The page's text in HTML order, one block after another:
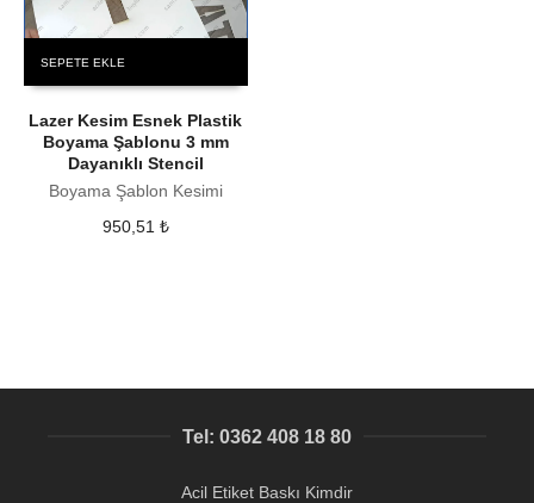
SEPETE EKLE
Lazer Kesim Esnek Plastik
Boyama Şablonu 3 mm
Dayanıklı Stencil
Boyama Şablon Kesimi
950,51 ₺
Tel: 0362 408 18 80
Acil Etiket Baskı Kimdir